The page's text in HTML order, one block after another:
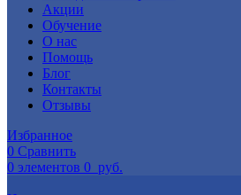
Акции
Обучение
О нас
Помощь
Блог
Контакты
Отзывы
Избранное
0 Сравнить
0 элементов 0 руб.